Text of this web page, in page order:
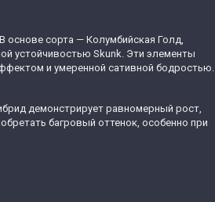
основе сорта — Колумбийская Голд,
устойчивостью Skunk. Эти элементы
и умеренной сативной бодростью.
демонстрирует равномерный рост,
багровый оттенок, особенно при